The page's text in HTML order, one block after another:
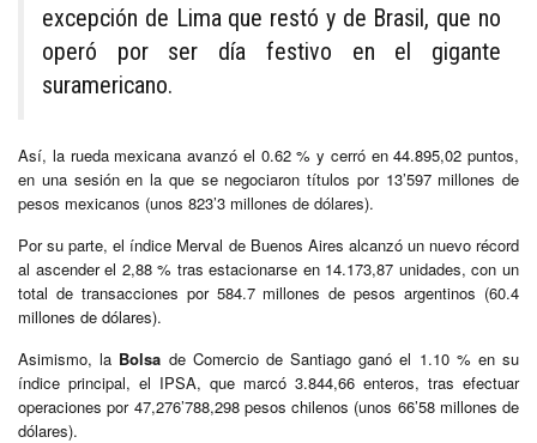
excepción de Lima que restó y de Brasil, que no
operó por ser día festivo en el gigante
suramericano.
Así, la rueda mexicana avanzó el 0.62 % y cerró en 44.895,02 puntos,
en una sesión en la que se negociaron títulos por 13’597 millones de
pesos mexicanos (unos 823’3 millones de dólares).
Por su parte, el índice Merval de Buenos Aires alcanzó un nuevo récord
al ascender el 2,88 % tras estacionarse en 14.173,87 unidades, con un
total de transacciones por 584.7 millones de pesos argentinos (60.4
millones de dólares).
Asimismo, la Bolsa de Comercio de Santiago ganó el 1.10 % en su
índice principal, el IPSA, que marcó 3.844,66 enteros, tras efectuar
operaciones por 47,276’788,298 pesos chilenos (unos 66’58 millones de
dólares).